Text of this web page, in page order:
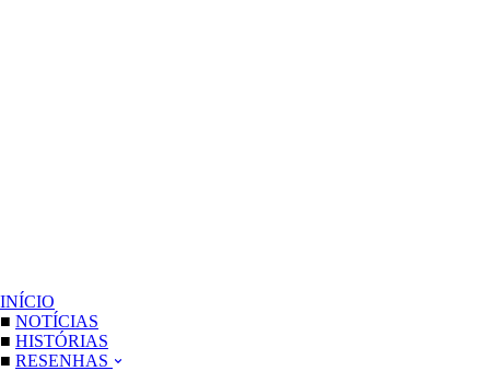
INÍCIO
■ NOTÍCIAS
■ HISTÓRIAS
■ RESENHAS